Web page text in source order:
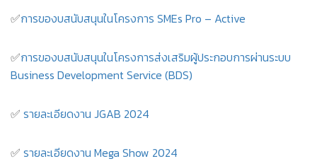
✅การของบสนับสนุนในโครงการ SMEs Pro – Active
✅การของบสนับสนุนในโครงการส่งเสริมผู้ประกอบการผ่านระบบ
Business Development Service (BDS)
✅ รายละเอียดงาน JGAB 2024
✅ รายละเอียดงาน Mega Show 2024